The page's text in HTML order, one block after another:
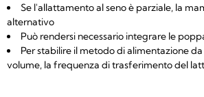
Se l'allattamento al seno è parziale, la
alternativo
Può rendersi necessario integrare le
Per stabilire il metodo di alimentazione
volume, la frequenza di trasferimento del